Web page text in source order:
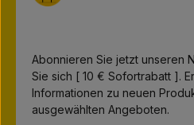
Abonnieren Sie jetzt unseren
Sie sich [ 10 € Sofortrabatt ].
Informationen zu neuen
ausgewählten Angeboten.